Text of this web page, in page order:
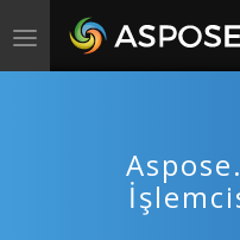
Toggle